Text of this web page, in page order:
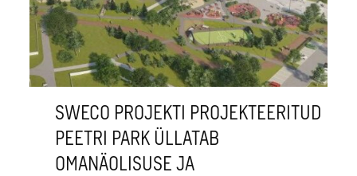
SWECO PROJEKTI PROJEKTEERITUD
PEETRI PARK ÜLLATAB
OMANÄOLISUSE JA